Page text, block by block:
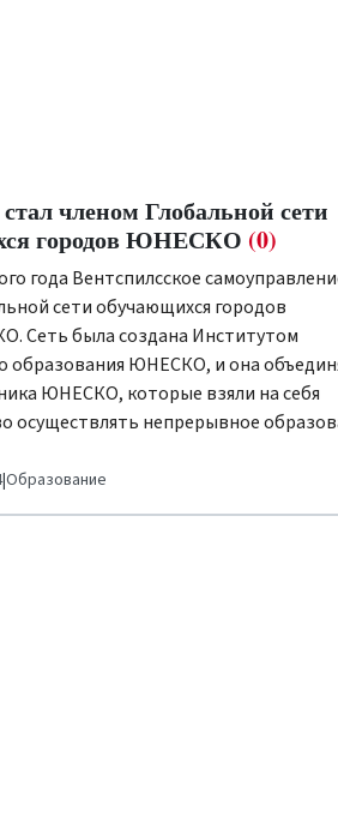
членом Глобальной сети
городов ЮНЕСКО (0)
года Вентспилсское
сети обучающихся городов
Сеть была создана Институтом
образования ЮНЕСКО, и она
ЮНЕСКО, которые взяли на себя
осуществлять непрерывное
|Образование